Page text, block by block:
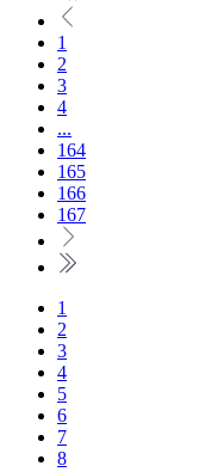
1
2
3
4
...
164
165
166
167
1
2
3
4
5
6
7
8